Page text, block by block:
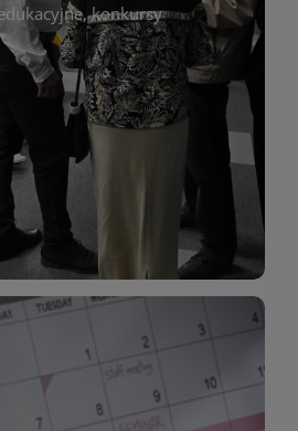
konkursy
Wystawy
prezentujące zarówno
jak i zbiory tematyczne.
informacje o aktualnych
oraz archiwum wystaw z
prace obejmują
Imprez